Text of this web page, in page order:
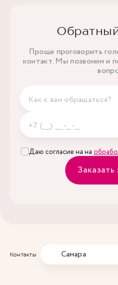
Проще проговорить
контакт. Мы позвоним и
Даю согласие на на
Заказать
Контакты Самара